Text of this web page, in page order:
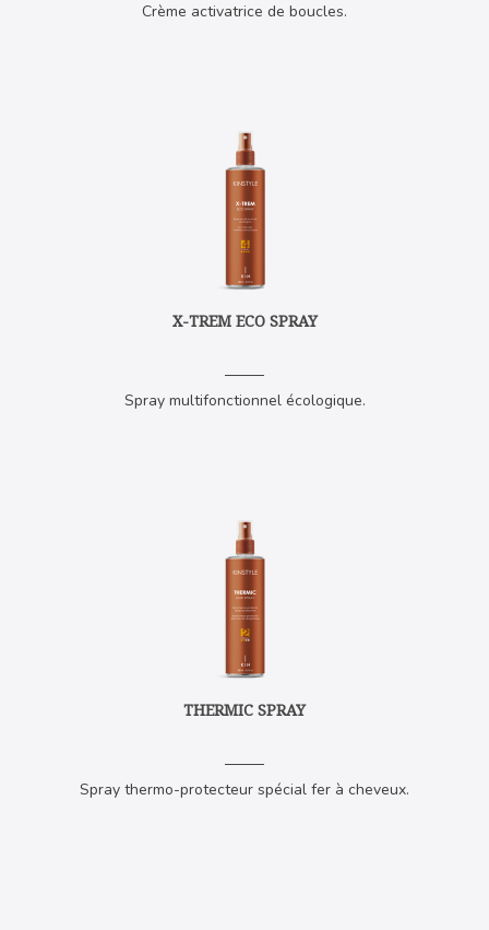
Crème activatrice de boucles.
X-TREM ECO SPRAY
Spray multifonctionnel écologique.
THERMIC SPRAY
Spray thermo-protecteur spécial fer à cheveux.